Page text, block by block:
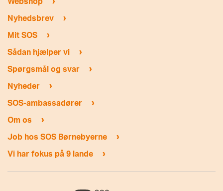
Nyhedsbrev ›
Mit SOS ›
Sådan hjælper vi ›
Spørgsmål og svar ›
Nyheder ›
SOS-ambassadører ›
Om os ›
Job hos SOS Børnebyerne ›
Vi har fokus på 9 lande ›